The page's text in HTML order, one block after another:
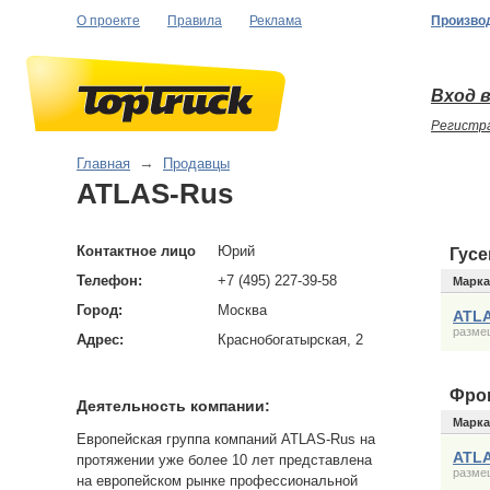
О проекте Правила Реклама
Вход
Главная → Продавцы
ATLAS-Rus
Контактное лицо
Юрий
Телефон:
+7 (495) 227-39-58
Город:
Москва
Адрес:
Краснобогатырская, 2
Деятельность компании:
Европейская группа компаний ATLAS-Rus на
протяжении уже более 10 лет представлена
на европейском рынке профессиональной
Марка
Марка